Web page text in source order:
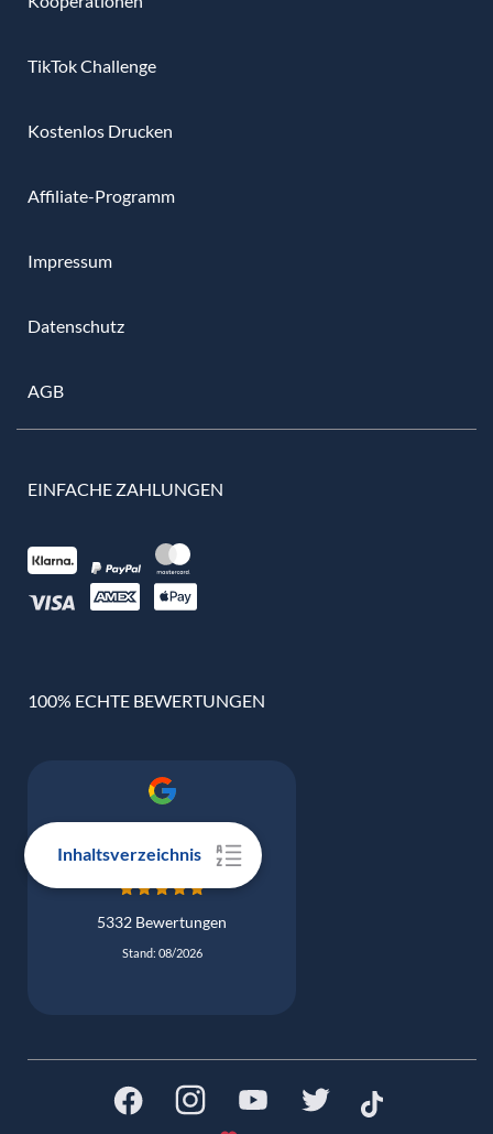
Inhaltsverzeichnis
TikTok Challenge
Kostenlos Drucken
Affiliate-Programm
Impressum
Datenschutz
AGB
EINFACHE ZAHLUNGEN
100% ECHTE BEWERTUNGEN
Google Bewertung
4.9
5332 Bewertungen
Stand: 08/2026